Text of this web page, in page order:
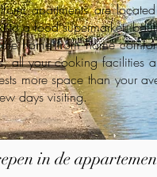
apartments are
to a food supermarket,
home from home
all your cooking facilities
more space than your
days visiting.
in de